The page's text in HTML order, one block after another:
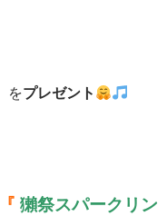
をプレゼント
『 獺祭スパークリン